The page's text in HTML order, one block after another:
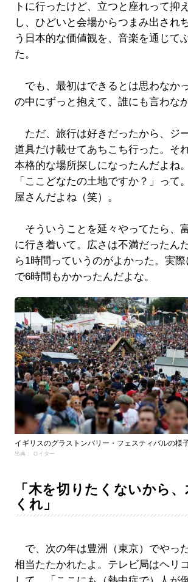
トに行ったけど、立つと座れって抑
し、ひどいと会場からつまみ出され
う日本的な価値観を、音楽を通じて
た。
でも、最初はできるとは思わなか
の中にずっと抱えて、誰にも言わなか
ただ、旅行は好きだったから、ジ
道具だけ載せてあちこち行った。そ
本格的な場所探しになったんだよね
「ここどなたの土地ですか？」って
屋さんだよね（笑）。
そういうことを延々やってたら、
に行き着いて。広さは不満だったん
ら1時間っていうのがよかった。実
で6時間もかかったんだよな。
イギリスのグラストンバリー・フェスティバルの様
出典： ロイター
「木を切りたくないから
くれ」
で、次の年は豊洲（東京）でやっ
相当たたかれたよ。テレビ局はヘリ